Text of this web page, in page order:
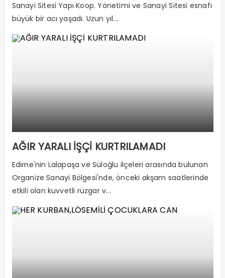
Sanayi Sitesi Yapı Koop. Yönetimi ve Sanayi Sitesi esnafı
büyük bir acı yaşadı. Uzun yıl...
AĞIR YARALI İŞÇİ KURTRILAMADI
Edirne'nin Lalapaşa ve Süloğlu ilçeleri arasında bulunan
Organize Sanayi Bölgesi'nde, önceki akşam saatlerinde
etkili olan kuvvetli rüzgar v...